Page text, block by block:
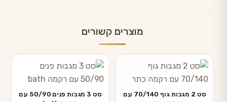
מוצרים קשורים
סט 2 מגבות גוף 70/140 עם
למוצר
זה
יש
סט 3 מגבות פנים 50/90 עם
למוצר
זה
יש